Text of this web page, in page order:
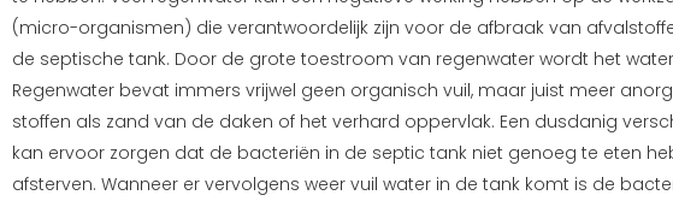
(micro-organismen) die verantwoordelijk zijn voor de afbraak van
de septische tank. Door de grote toestroom van regenwater wordt het water
Regenwater bevat immers vrijwel geen organisch vuil, maar juist meer
stoffen als zand van de daken of het verhard oppervlak. Een dusdanig
kan ervoor zorgen dat de bacteriën in de septic tank niet genoeg te eten
afsterven. Wanneer er vervolgens weer vuil water in de tank komt is de